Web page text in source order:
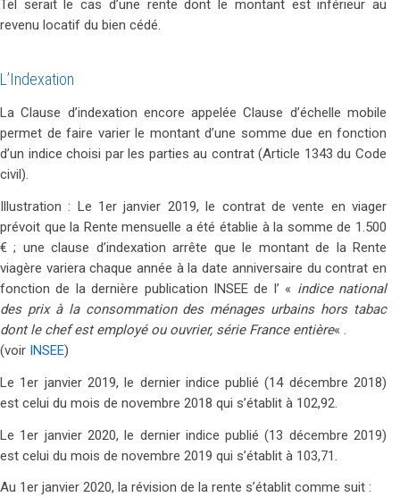
Tel serait le cas d’une rente dont le montant est inférieur au
revenu locatif du bien cédé.
L’Indexation
La Clause d’indexation encore appelée Clause d’échelle mobile
permet de faire varier le montant d’une somme due en fonction
d’un indice choisi par les parties au contrat (Article 1343 du Code
civil).
Illustration : Le 1er janvier 2019, le contrat de vente en viager
prévoit que la Rente mensuelle a été établie à la somme de 1.500
€ ; une clause d’indexation arrête que le montant de la Rente
viagère variera chaque année à la date anniversaire du contrat en
fonction de la dernière publication INSEE de l’ « indice national
des prix à la consommation des ménages urbains hors tabac
dont le chef est employé ou ouvrier, série France entière« .
(voir INSEE)
Le 1er janvier 2019, le dernier indice publié (14 décembre 2018)
est celui du mois de novembre 2018 qui s’établit à 102,92.
Le 1er janvier 2020, le dernier indice publié (13 décembre 2019)
est celui du mois de novembre 2019 qui s’établit à 103,71.
Au 1er janvier 2020, la révision de la rente s’établit comme suit :